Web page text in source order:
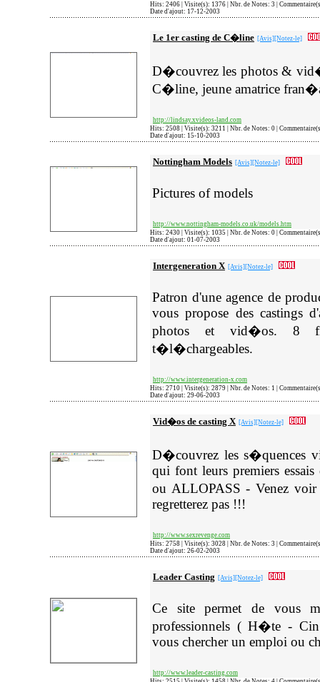
Hits: 2406 | Visite(s): 1376 | Nbr. de Notes: 3 |
Date d'ajout: 17-12-2003
Le 1er casting de C�line [Avis] [Notez-le]
D�couvrez les photos &
C�line, jeune amatrice
http://lindsay.xvideos-land.com
Hits: 2508 | Visite(s): 3211 | Nbr. de Notes: 0 |
Date d'ajout: 15-10-2003
Nottingham Models [Avis] [Notez-le]
Pictures of models
http://www.nottingham-models.co.uk/models.htm
Hits: 2430 | Visite(s): 1035 | Nbr. de Notes: 0 |
Date d'ajout: 01-07-2003
Intergeneration X [Avis] [Notez-le]
Patron d'une agence de
vous propose des castings
photos et vid�os. 8
t�l�chargeables.
http://www.intergeneration-x.com
Hits: 2710 | Visite(s): 2879 | Nbr. de Notes: 1 |
Date d'ajout: 29-06-2003
Vid�os de casting X [Avis] [Notez-le]
D�couvrez les s�quences
qui font leurs premiers
ou ALLOPASS - Venez
regretterez pas !!!
http://www.sexrevenge.com
Hits: 2758 | Visite(s): 3028 | Nbr. de Notes: 3 |
Date d'ajout: 26-02-2003
Leader Casting [Avis] [Notez-le]
Ce site permet de vous
professionnels ( H�te -
vous chercher un emploi ou
http://www.leader-casting.com